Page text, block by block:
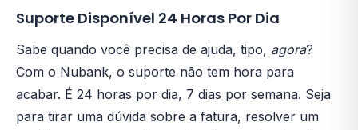
Suporte Disponível 24 Horas Por Dia
Sabe quando você precisa de ajuda, tipo, agora?
Com o Nubank, o suporte não tem hora para
acabar. É 24 horas por dia, 7 dias por semana. Seja
para tirar uma dúvida sobre a fatura, resolver um